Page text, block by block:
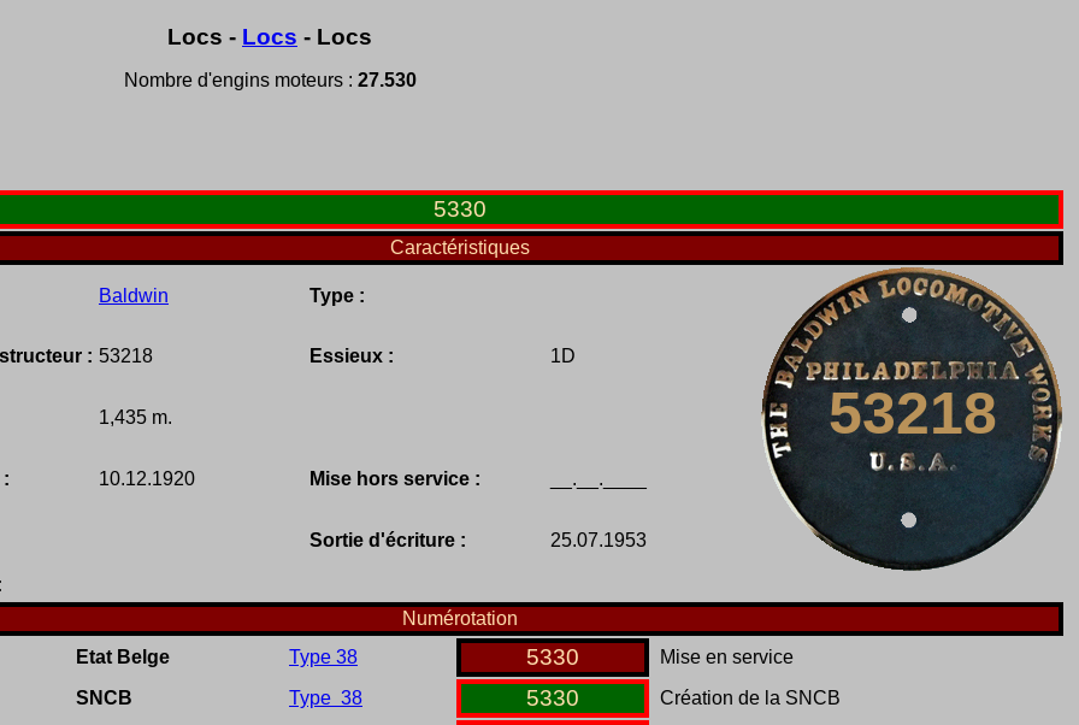
Locs - Locs - Locs
Nombre d'engins moteurs : 27.530
5330
Caractéristiques
Baldwin Type :
53218
: 53218 Essieux : 1D
1,435 m.
10.12.1920 Mise hors service : __.__.____
Sortie d'écriture : 25.07.1953
Numérotation
Etat Belge Type 38 5330
Mise en service
SNCB Type 38 5330 Création de la SNCB